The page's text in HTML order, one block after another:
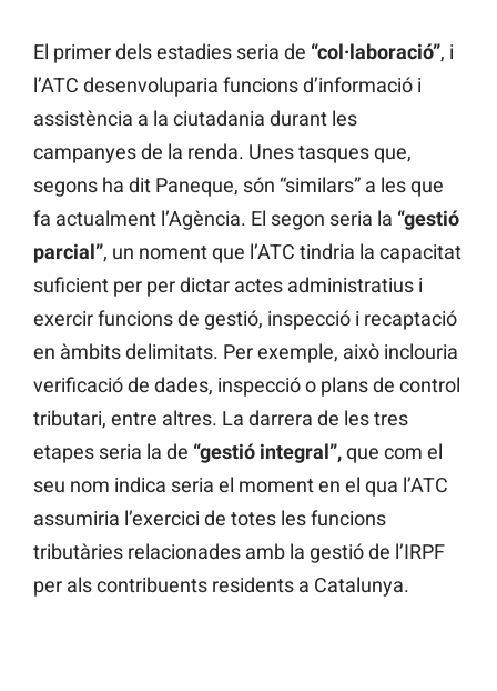
El primer dels estadies seria de “col·laboració”, i
l’ATC desenvoluparia funcions d’informació i
assistència a la ciutadania durant les
campanyes de la renda. Unes tasques que,
segons ha dit Paneque, són “similars” a les que
fa actualment l’Agència. El segon seria la “gestió
parcial”, un noment que l’ATC tindria la capacitat
suficient per per dictar actes administratius i
exercir funcions de gestió, inspecció i recaptació
en àmbits delimitats. Per exemple, això inclouria
verificació de dades, inspecció o plans de control
tributari, entre altres. La darrera de les tres
etapes seria la de “gestió integral”,que com el
seu nom indica seria el moment en el qua l’ATC
assumiria l’exercici de totes les funcions
tributàries relacionades amb la gestió de l’IRPF
per als contribuents residents a Catalunya.